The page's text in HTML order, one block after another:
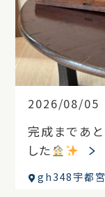
2026/08/05
完成まであ
した
gh348宇都